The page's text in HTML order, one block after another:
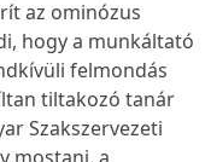
az ominózus
hogy a munkáltató
felmondás
tiltakozó tanár
Szakszervezeti